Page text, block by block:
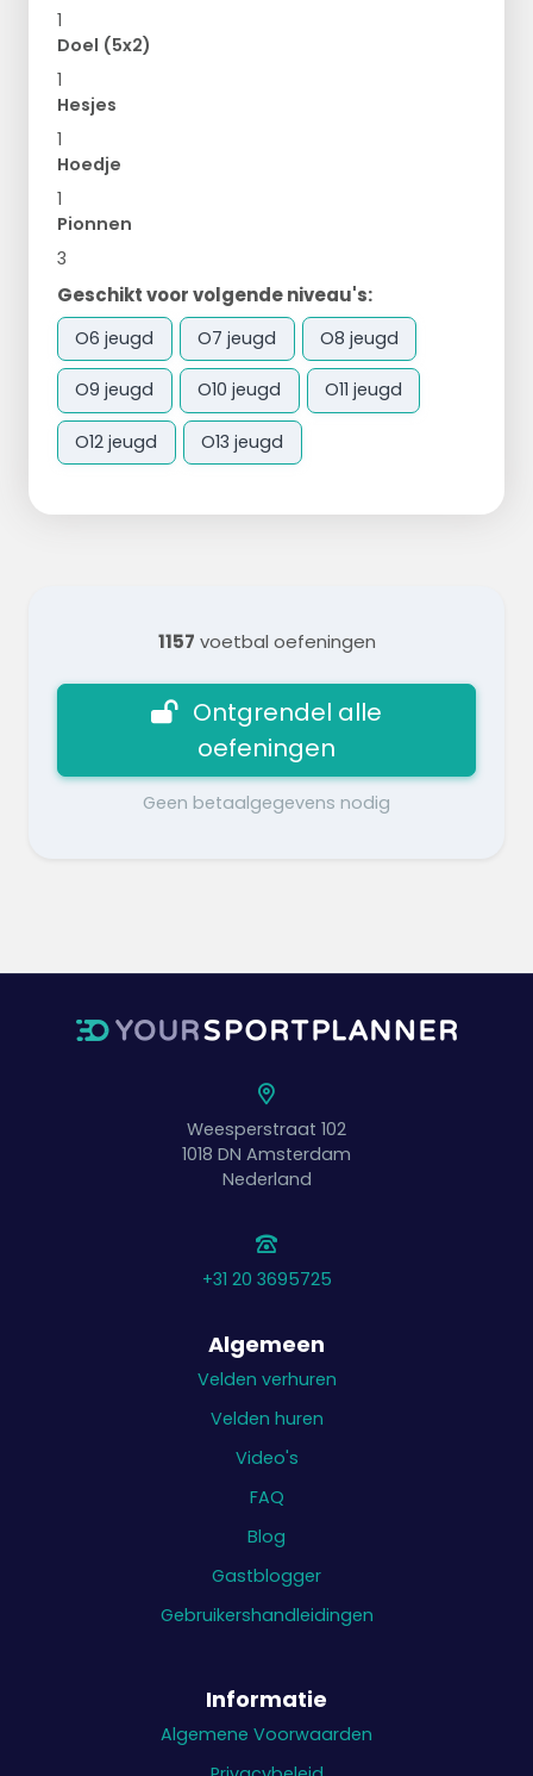
1
Doel (5x2)
1
Hesjes
1
Hoedje
1
Pionnen
3
Geschikt voor volgende niveau's:
O6 jeugd O7 jeugd O8 jeugd
O9 jeugd O10 jeugd O11 jeugd
O12 jeugd O13 jeugd
1157 voetbal oefeningen
Ontgrendel alle
oefeningen
Geen betaalgegevens nodig
Weesperstraat 102
1018 DN Amsterdam
Nederland
+31 20 3695725
Algemeen
Velden verhuren
Velden huren
Video's
FAQ
Blog
Gastblogger
Gebruikershandleidingen
Informatie
Algemene Voorwaarden